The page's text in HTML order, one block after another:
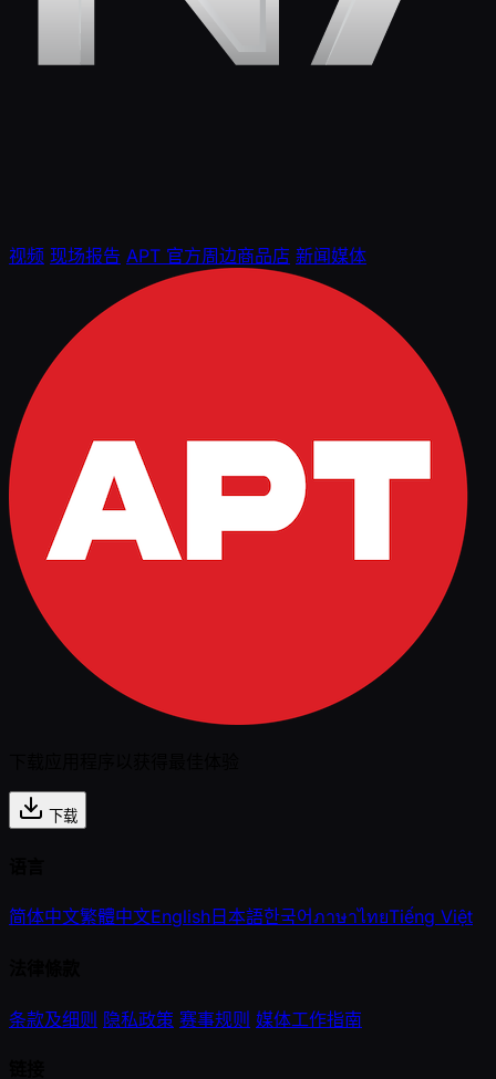
视频 现场报告 APT 官方周边商品店 新闻媒体
下载
简体中文繁體中文English 日本語한국어ภาษาไทยTiếng Việt
条款及细则 隐私政策 赛事规则 媒体工作指南